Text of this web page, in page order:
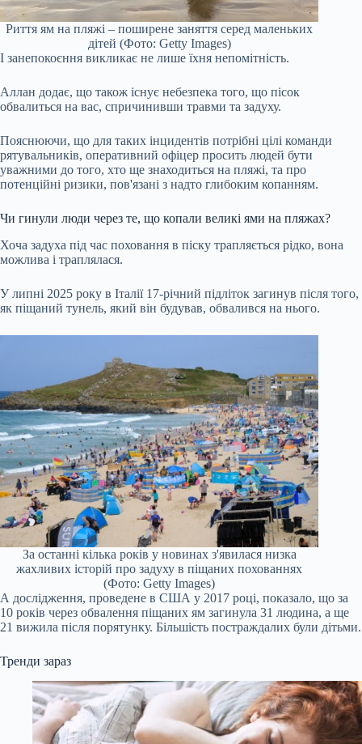
Риття ям на пляжі – поширене заняття серед маленьких
дітей (Фото: Getty Images)
І занепокоєння викликає не лише їхня непомітність.
Аллан додає, що також існує небезпека того, що пісок
обвалиться на вас, спричинивши травми та задуху.
Пояснюючи, що для таких інцидентів потрібні цілі команди
рятувальників, оперативний офіцер просить людей бути
уважними до того, хто ще знаходиться на пляжі, та про
потенційні ризики, пов'язані з надто глибоким копанням.
Чи гинули люди через те, що копали великі ями на пляжах?
Хоча задуха під час поховання в піску трапляється рідко, вона
можлива і траплялася.
У липні 2025 року в Італії 17-річний підліток загинув після того,
як піщаний тунель, який він будував, обвалився на нього.
За останні кілька років у новинах з'явилася низка
жахливих історій про задуху в піщаних похованнях
(Фото: Getty Images)
А дослідження, проведене в США у 2017 році, показало, що за
10 років через обвалення піщаних ям загинула 31 людина, а ще
21 вижила після порятунку. Більшість постраждалих були дітьми.
Тренди зараз